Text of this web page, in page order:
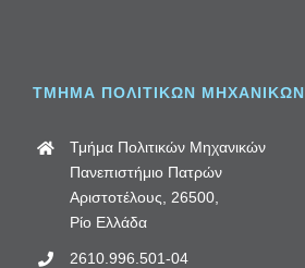
ΤΜΗΜΑ ΠΟΛΙΤΙΚΩΝ ΜΗΧΑΝΙΚΩΝ
Τμήμα Πολιτικών Μηχανικών
Πανεπιστήμιο Πατρών
Αριστοτέλους, 26500,
Ρίο Ελλάδα
2610.996.501-04